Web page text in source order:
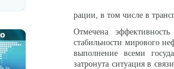
рации, в том числе в
Отмечена
стабильности мирового
выполнение всеми
затронута ситуация в